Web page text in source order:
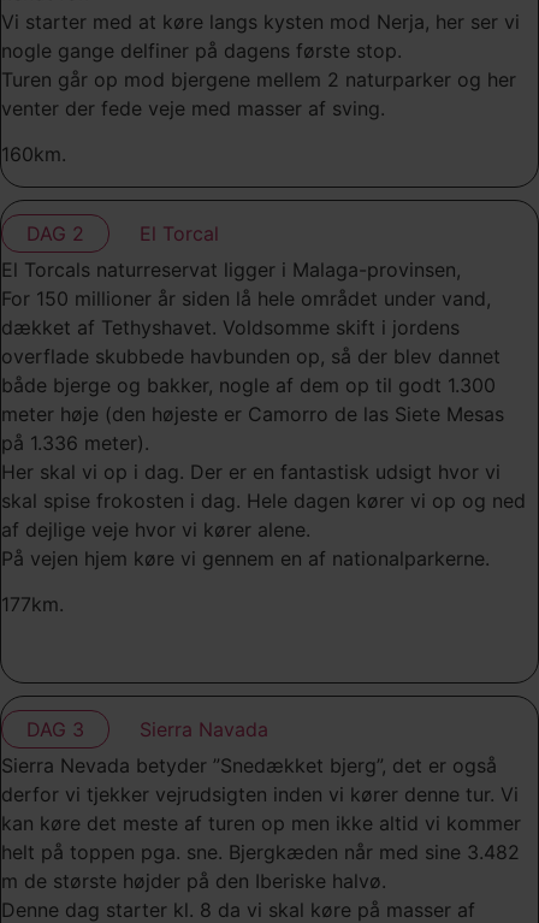
Vi starter med at køre langs kysten mod Nerja, her ser vi
nogle gange delfiner på dagens første stop.
Turen går op mod bjergene mellem 2 naturparker og her
venter der fede veje med masser af sving.
160km.
DAG 2
El Torcal
El Torcals naturreservat ligger i Malaga-provinsen,
For 150 millioner år siden lå hele området under vand,
dækket af Tethyshavet. Voldsomme skift i jordens
overflade skubbede havbunden op, så der blev dannet
både bjerge og bakker, nogle af dem op til godt 1.300
meter høje (den højeste er Camorro de las Siete Mesas
på 1.336 meter).
Her skal vi op i dag. Der er en fantastisk udsigt hvor vi
skal spise frokosten i dag. Hele dagen kører vi op og ned
af dejlige veje hvor vi kører alene.
På vejen hjem køre vi gennem en af nationalparkerne.
177km.
DAG 3
Sierra Navada
Sierra Nevada betyder ”Snedækket bjerg”, det er også
derfor vi tjekker vejrudsigten inden vi kører denne tur. Vi
kan køre det meste af turen op men ikke altid vi kommer
helt på toppen pga. sne. Bjergkæden når med sine 3.482
m de største højder på den Iberiske halvø.
Denne dag starter kl. 8 da vi skal køre på masser af